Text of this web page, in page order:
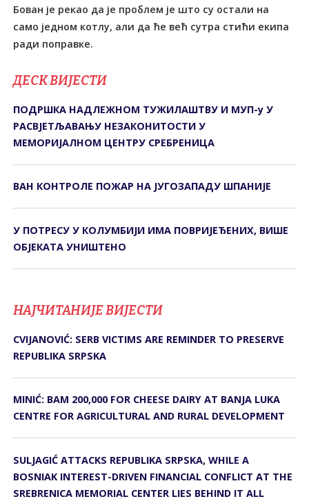
Бован је рекао да је проблем је што су остали на
само једном котлу, али да ће већ сутра стићи екипа
ради поправке.
ДЕСК ВИЈЕСТИ
ПОДРШКА НАДЛЕЖНОМ ТУЖИЛАШТВУ И МУП-у У
РАСВЈЕТЉАВАЊУ НЕЗАКОНИТОСТИ У
МЕМОРИЈАЛНОМ ЦЕНТРУ СРЕБРЕНИЦА
ВАН КОНТРОЛЕ ПОЖАР НА ЈУГОЗАПАДУ ШПАНИЈЕ
У ПОТРЕСУ У КОЛУМБИЈИ ИМА ПОВРИЈЕЂЕНИХ, ВИШЕ
ОБЈЕКАТА УНИШТЕНО
НАЈЧИТАНИЈЕ ВИЈЕСТИ
CVIJANOVIĆ: SERB VICTIMS ARE REMINDER TO PRESERVE
REPUBLIKA SRPSKA
MINIĆ: BAM 200,000 FOR CHEESE DAIRY AT BANJA LUKA
CENTRE FOR AGRICULTURAL AND RURAL DEVELOPMENT
SULJAGIĆ ATTACKS REPUBLIKA SRPSKA, WHILE A
BOSNIAK INTEREST-DRIVEN FINANCIAL CONFLICT AT THE
SREBRENICA MEMORIAL CENTER LIES BEHIND IT ALL